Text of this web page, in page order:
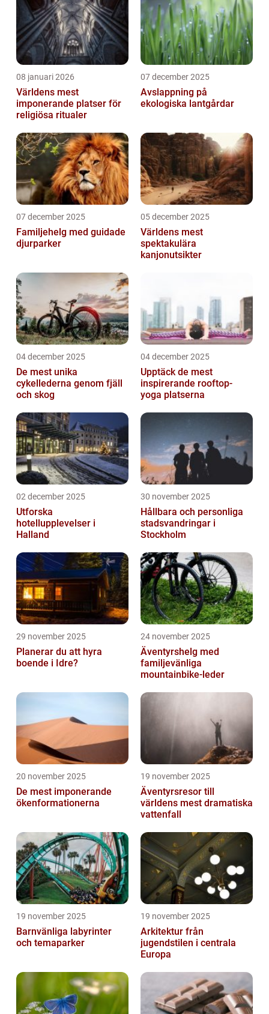
08 januari 2026
Världens mest
imponerande platser för
religiösa ritualer
07 december 2025
Avslappning på
ekologiska lantgårdar
07 december 2025
Familjehelg med guidade
djurparker
05 december 2025
Världens mest
spektakulära
kanjonutsikter
04 december 2025
De mest unika
cykellederna genom fjäll
och skog
04 december 2025
Upptäck de mest
inspirerande rooftop-
yoga platserna
02 december 2025
Utforska
hotellupplevelser i
Halland
30 november 2025
Hållbara och personliga
stadsvandringar i
Stockholm
29 november 2025
Planerar du att hyra
boende i Idre?
24 november 2025
Äventyrshelg med
familjevänliga
mountainbike-leder
20 november 2025
De mest imponerande
ökenformationerna
19 november 2025
Äventyrsresor till
världens mest dramatiska
vattenfall
19 november 2025
Barnvänliga labyrinter
och temaparker
19 november 2025
Arkitektur från
jugendstilen i centrala
Europa